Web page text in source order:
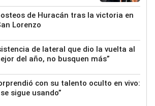
de Huracán tras la victoria en
Lorenzo
de lateral que dio la vuelta al
del año, no busquen más”
con su talento oculto en vivo:
sigue usando”